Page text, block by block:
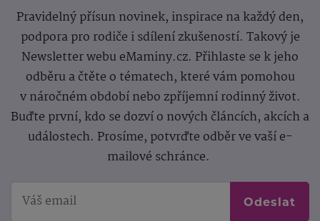
Pravidelný přísun novinek, inspirace na každý den,
podpora pro rodiče i sdílení zkušeností. Takový je
Newsletter webu eMaminy.cz. Přihlaste se k jeho
odběru a čtěte o tématech, které vám pomohou
v náročném období nebo zpříjemní rodinný život.
Buďte první, kdo se dozví o nových článcích, akcích a
událostech. Prosíme, potvrďte odběr ve vaší e-
mailové schránce.
Odeslat